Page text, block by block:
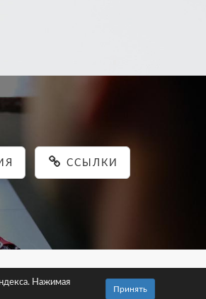
ССЫЛКИ
Нажимая
Принять